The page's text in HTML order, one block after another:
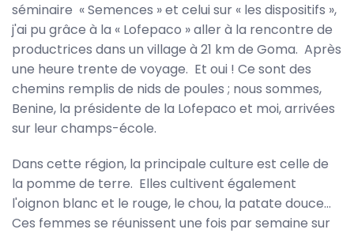
séminaire « Semences » et celui sur « les dispositifs »,
j'ai pu grâce à la « Lofepaco » aller à la rencontre de
productrices dans un village à 21 km de Goma. Après
une heure trente de voyage. Et oui ! Ce sont des
chemins remplis de nids de poules ; nous sommes,
Benine, la présidente de la Lofepaco et moi, arrivées
sur leur champs-école.
Dans cette région, la principale culture est celle de
la pomme de terre. Elles cultivent également
l'oignon blanc et le rouge, le chou, la patate douce…
Ces femmes se réunissent une fois par semaine sur